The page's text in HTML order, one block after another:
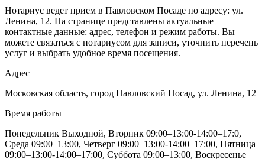
Нотариус ведет прием в Павловском Посаде по адресу: ул.
Ленина, 12. На странице представлены актуальные
контактные данные: адрес, телефон и режим работы. Вы
можете связаться с нотариусом для записи, уточнить перечень
услуг и выбрать удобное время посещения.
Адрес
Московская область, город Павловский Посад, ул. Ленина, 12
Время работы
Понедельник Выходной, Вторник 09:00–13:00-14:00–17:0,
Среда 09:00–13:00, Четверг 09:00–13:00-14:00–17:00, Пятница
09:00–13:00-14:00–17:00, Суббота 09:00–13:00, Воскресенье